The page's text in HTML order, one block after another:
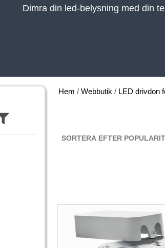
Dimra din led-belysning med din
Hem / Webbutik / LED drivdon